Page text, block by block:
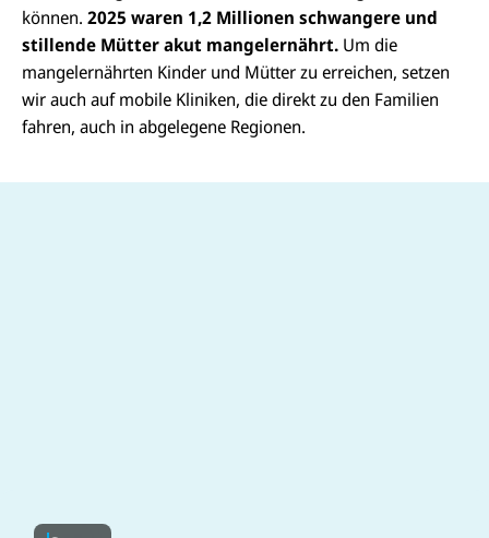
können. 2025 waren 1,2 Millionen schwangere und
stillende Mütter akut mangelernährt. Um die
mangelernährten Kinder und Mütter zu erreichen, setzen
wir auch auf mobile Kliniken, die direkt zu den Familien
fahren, auch in abgelegene Regionen.